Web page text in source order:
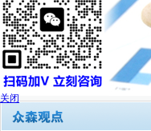
关闭